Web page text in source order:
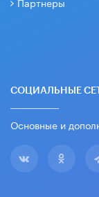
СОЦИАЛЬНЫЕ
Основные и